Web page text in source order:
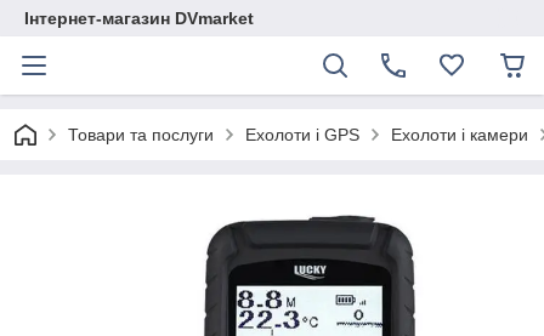
Інтернет-магазин DVmarket
Товари та послуги Ехолоти і GPS Ехолоти і камери